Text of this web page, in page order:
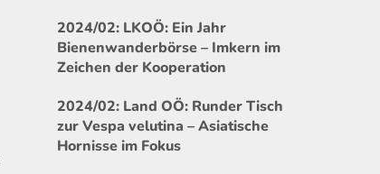
2024/02: LKOÖ: Ein Jahr
Bienenwanderbörse – Imkern im
Zeichen der Kooperation
2024/02: Land OÖ: Runder Tisch
zur Vespa velutina – Asiatische
Hornisse im Fokus